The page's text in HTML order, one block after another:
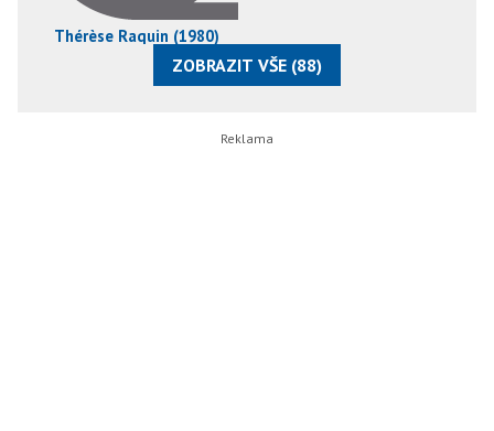
Thérèse Raquin (1980)
ZOBRAZIT VŠE (88)